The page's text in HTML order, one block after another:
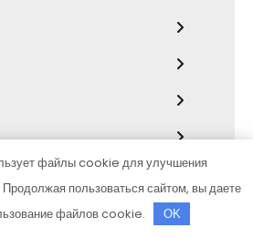
файлы cookie для улучшения
Продолжая пользоваться сайтом, вы даете
файлов cookie.
OK